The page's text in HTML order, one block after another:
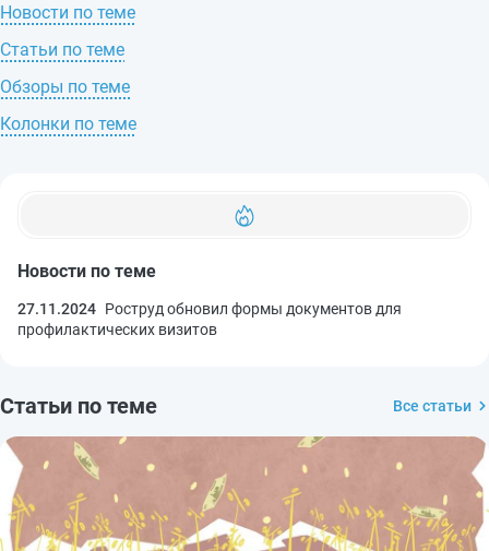
Новости по теме
27.11.2024 Роструд обновил формы документов для
профилактических визитов
Статьи по теме Все статьи
Новости по теме
Статьи по теме
Обзоры по теме
Колонки по теме